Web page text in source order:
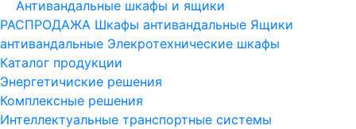
Антивандальные шкафы и ящики
РАСПРОДАЖА Шкафы антивандальные Ящики
антивандальные Элекротехнические шкафы
Каталог продукции
Энергетичиские решения
Комплексные решения
Интеллектуальные транспортные системы